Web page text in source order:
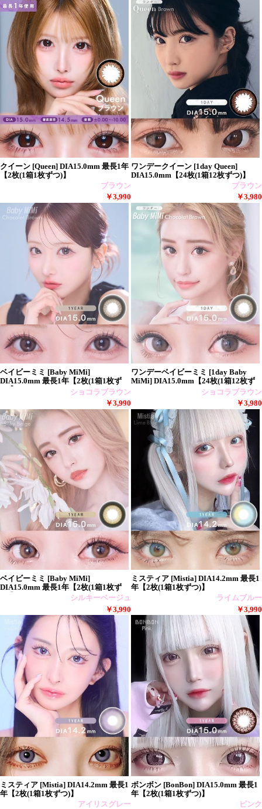
クイーン [Queen] DIA15.0mm 最長1年
【2枚(1箱1枚ずつ)】
ブラウン
￥3,990
ワンデークイーン [1day Queen]
DIA15.0mm【24枚(1箱12枚ずつ)】
ブラウン
￥3,980
ベイビーミミ [Baby MiMi]
DIA15.0mm 最長1年【2枚(1箱1枚ず
ショコラブラウン
￥3,990
ワンデーベイビーミミ [1day Baby
MiMi] DIA15.0mm【24枚(1箱12枚ず
ショコラブラウン
￥3,980
ベイビーミミ [Baby MiMi]
DIA15.0mm 最長1年【2枚(1箱1枚ず
シルキーベージュ
￥3,990
ミスティア [Mistia] DIA14.2mm 最長1
年【2枚(1箱1枚ずつ)】
ライムブルー
￥3,990
ミスティア [Mistia] DIA14.2mm 最長1
年【2枚(1箱1枚ずつ)】
アイリスグレー
ボンボン [BonBon] DIA15.0mm 最長1
年【2枚(1箱1枚ずつ)】
ピンク